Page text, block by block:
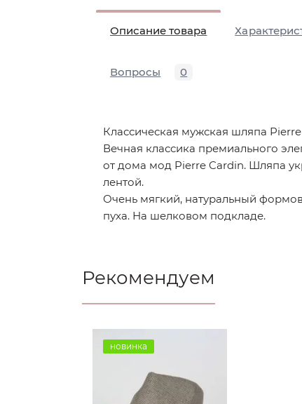
Описание товара
Вопросы 0
Классическая мужская шляпа
Вечная классика премиального
от дома мод Pierre Cardin. Шляпа
лентой.
Очень мягкий, натуральный
пуха. На шелковом подкладе.
Рекомендуем
новинка